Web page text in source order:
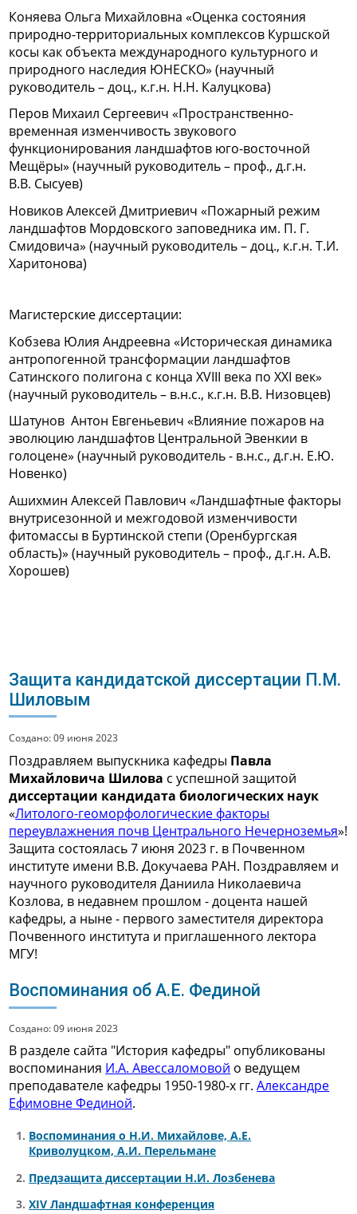
Коняева Ольга Михайловна «Оценка состояния
природно-территориальных комплексов Куршской
косы как объекта международного культурного и
природного наследия ЮНЕСКО» (научный
руководитель – доц., к.г.н. Н.Н. Калуцкова)
Перов Михаил Сергеевич «Пространственно-
временная изменчивость звукового
функционирования ландшафтов юго-восточной
Мещёры» (научный руководитель – проф., д.г.н.
В.В. Сысуев)
Новиков Алексей Дмитриевич «Пожарный режим
ландшафтов Мордовского заповедника им. П. Г.
Смидовича» (научный руководитель – доц., к.г.н. Т.И.
Харитонова)
Магистерские диссертации:
Кобзева Юлия Андреевна «Историческая динамика
антропогенной трансформации ландшафтов
Сатинского полигона с конца XVIII века по XXI век»
(научный руководитель – в.н.с., к.г.н. В.В. Низовцев)
Шатунов Антон Евгеньевич «Влияние пожаров на
эволюцию ландшафтов Центральной Эвенкии в
голоцене» (научный руководитель - в.н.с., д.г.н. Е.Ю.
Новенко)
Ашихмин Алексей Павлович «Ландшафтные факторы
внутрисезонной и межгодовой изменчивости
фитомассы в Буртинской степи (Оренбургская
область)» (научный руководитель – проф., д.г.н. А.В.
Хорошев)
Защита кандидатской диссертации П.М.
Шиловым
Создано: 09 июня 2023
Поздравляем выпускника кафедры Павла
Михайловича Шилова с успешной защитой
диссертации кандидата биологических наук
«Литолого-геоморфологические факторы
переувлажнения почв Центрального Нечерноземья»!
Защита состоялась 7 июня 2023 г. в Почвенном
институте имени В.В. Докучаева РАН. Поздравляем и
научного руководителя Даниила Николаевича
Козлова, в недавнем прошлом - доцента нашей
кафедры, а ныне - первого заместителя директора
Почвенного института и приглашенного лектора
МГУ!
Воспоминания об А.Е. Фединой
Создано: 09 июня 2023
В разделе сайта "История кафедры" опубликованы
воспоминания И.А. Авессаломовой о ведущем
преподавателе кафедры 1950-1980-х гг.Александре
Ефимовне Фединой.
Воспоминания о Н.И. Михайлове, А.Е.
Криволуцком, А.И. Перельмане
Предзащита диссертации Н.И. Лозбенева
XIV Ландшафтная конференция